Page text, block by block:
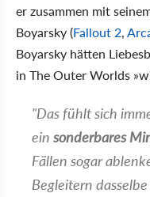
er zusammen mit
Boyarsky (Fallout 2,
Boyarsky hätten
in The Outer Worlds
"Das fühlt sich
ein sonderbares
Fällen sogar
Begleitern